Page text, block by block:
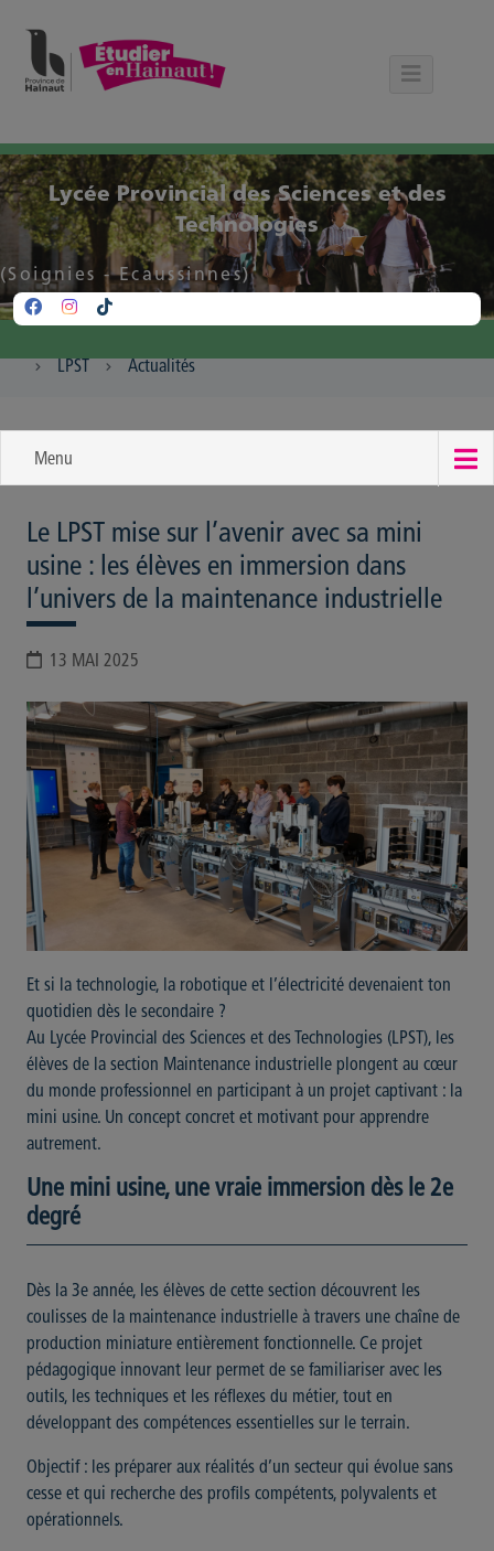
Lycée Provincial des Sciences et des
Technologies
(Soignies - Ecaussinnes)
LPST Actualités
Menu
Le LPST mise sur l’avenir avec sa mini
usine : les élèves en immersion dans
l’univers de la maintenance industrielle
13 MAI 2025
Et si la technologie, la robotique et l’électricité devenaient ton
quotidien dès le secondaire ?
Au Lycée Provincial des Sciences et des Technologies (LPST), les
élèves de la section Maintenance industrielle plongent au cœur
du monde professionnel en participant à un projet captivant : la
mini usine. Un concept concret et motivant pour apprendre
autrement.
Une mini usine, une vraie immersion dès le 2e
degré
Dès la 3e année, les élèves de cette section découvrent les
coulisses de la maintenance industrielle à travers une chaîne de
production miniature entièrement fonctionnelle. Ce projet
pédagogique innovant leur permet de se familiariser avec les
outils, les techniques et les réflexes du métier, tout en
développant des compétences essentielles sur le terrain.
Objectif : les préparer aux réalités d’un secteur qui évolue sans
cesse et qui recherche des profils compétents, polyvalents et
opérationnels.